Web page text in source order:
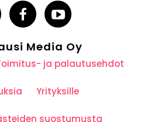
Media Oy
ja palautusehdot
Yrityksille
suostumusta